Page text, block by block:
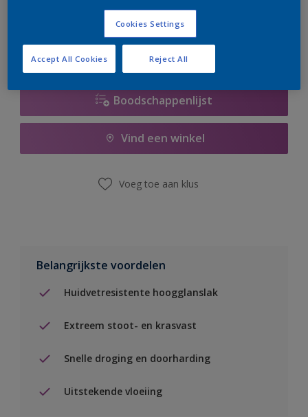
er hard aan om de voorraad aan te vullen.
Boodschappenlijst
Vind een winkel
Voeg toe aan klus
Belangrijkste voordelen
Huidvetresistente hoogglanslak
Extreem stoot- en krasvast
Snelle droging en doorharding
Uitstekende vloeiing
Cookies Settings
Reject All
Accept All Cookies